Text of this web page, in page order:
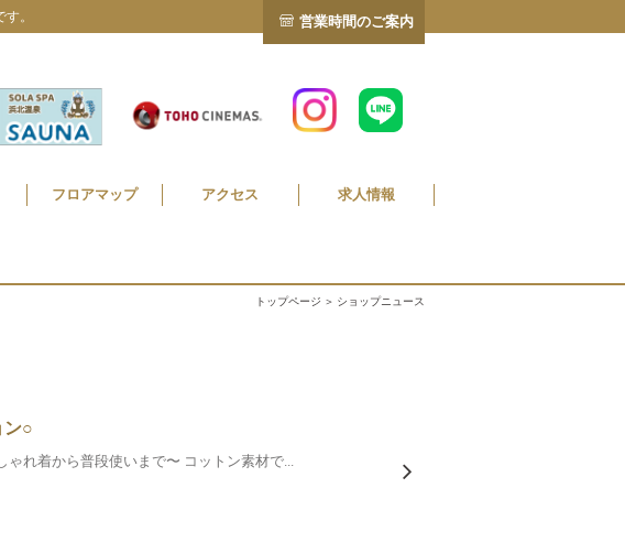
。 営業時間のご案内
フロアマップ アクセス 求人情報
トップページ ＞ ショップニュース
ン○
れ着から普段使いまで〜 コットン素材で...